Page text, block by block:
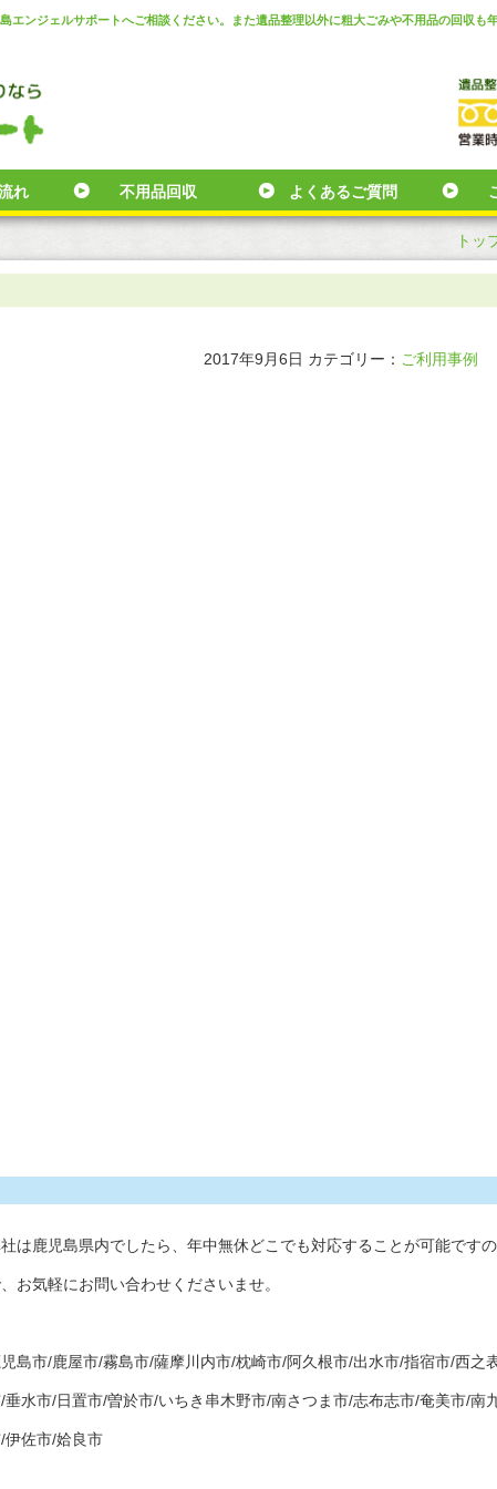
ンジェルサポートへご相談ください。また遺品整理以外に粗大ごみや不用品の回収も
れ 不用品回収 よくあるご質問
トッ
2017年9月6日 カテゴリー： ご利用事例
は鹿児島県内でしたら、年中無休どこでも対応することが可能ですの
お気軽にお問い合わせくださいませ。
児島市/鹿屋市/霧島市/薩摩川内市/枕崎市/阿久根市/出水市/指宿市/西之
垂水市/日置市/曽於市/いちき串木野市/南さつま市/志布志市/奄美市/南
伊佐市/姶良市